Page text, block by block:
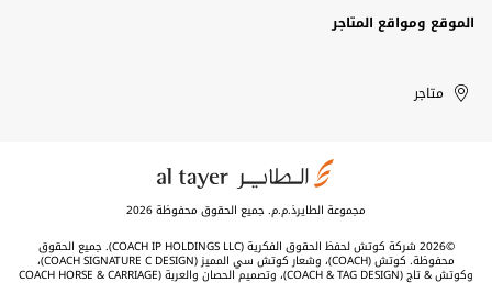
الموقع ومواقع المتاجر
United
Arab
Kuwait
الإمارات
العربية
الكويت
متاجر
مجموعة الطايرذ.م.م. جميع الحقوق محفوظة 2026
©2026 شركة كوتش لحفظ الحقوق الفكرية (COACH IP HOLDINGS LLC). جميع الحقوق
محفوظة. كوتش (COACH)، وشعار كوتش سي المميز (COACH SIGNATURE C DESIGN)،
وكوتش & تاج (COACH & TAG DESIGN)، وتصميم الحصان والعربة (COACH HORSE & CARRIAGE